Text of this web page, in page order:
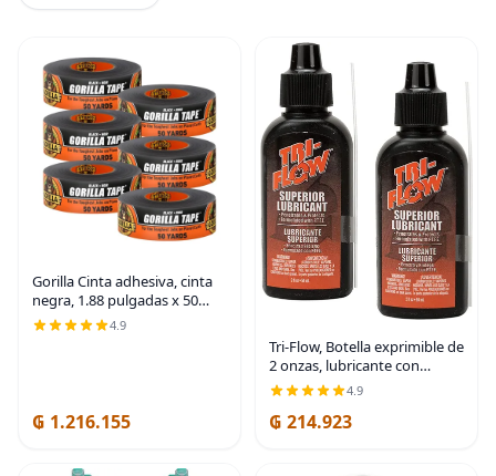
Gorilla Cinta adhesiva, cinta
negra, 1.88 pulgadas x 50
yardas (paquete de 6),
resistente y resistente a la
4.9
₲ 1.216.155
Tri-Flow, Botella exprimible de
2 onzas, lubricante con
teflón, paquete de 2
4.9
₲ 214.923